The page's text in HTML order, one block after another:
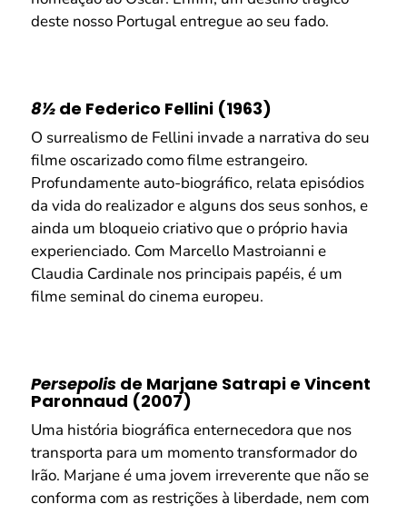
deste nosso Portugal entregue ao seu fado.
8½de Federico Fellini (1963)
O surrealismo de Fellini invade a narrativa do seu
filme oscarizado como filme estrangeiro.
Profundamente auto-biográfico, relata episódios
da vida do realizador e alguns dos seus sonhos, e
ainda um bloqueio criativo que o próprio havia
experienciado. Com Marcello Mastroianni e
Claudia Cardinale nos principais papéis, é um
filme seminal do cinema europeu.
Persepolisde Marjane Satrapi e Vincent
Paronnaud (2007)
Uma história biográfica enternecedora que nos
transporta para um momento transformador do
Irão. Marjane é uma jovem irreverente que não se
conforma com as restrições à liberdade, nem com